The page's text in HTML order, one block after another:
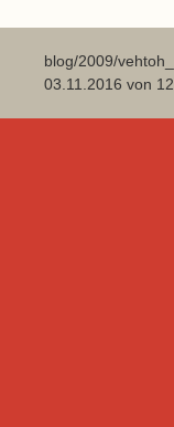
blog/2009/
03.11.2016 von